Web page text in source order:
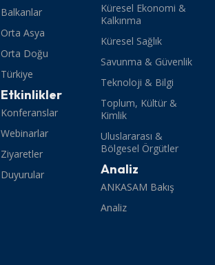
Balkanlar
Orta Asya
Orta Doğu
Türkiye
Etkinlikler
Konferanslar
Webinarlar
Ziyaretler
Duyurular
Küresel Ekonomi &
Kalkınma
Küresel Sağlık
Savunma & Güvenlik
Teknoloji & Bilgi
Toplum, Kültür &
Kimlik
Uluslararası &
Bölgesel Örgütler
Analiz
ANKASAM Bakış
Analiz